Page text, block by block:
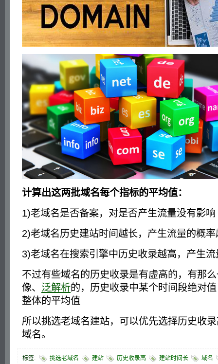
计算出这两批域名每个指标的平均值：
1)老域名是否备案，对是否产生流量没有影响
2)老域名历史建站时间越长，产生流量的概率
3)老域名在搜索引擎中历史收录越高，产生
不过有些域名的历史收录是有虚高的，有那
像、 泛解析的，历史收录中某个时间段绝对
整体的平均值
所以挑选老域名建站，可以优先选择历史收
域名。
标签: 挑选老域名 建站 历史收录高 建站时间长 域名